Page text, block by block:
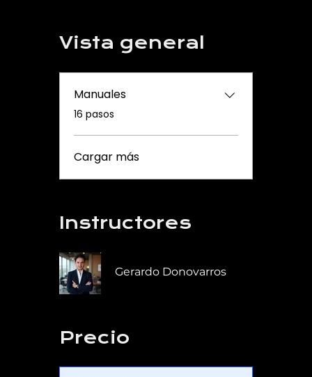
Vista general
Manuales
.16 pasos
Cargar más
Instructores
Gerardo Donovarros
Precio